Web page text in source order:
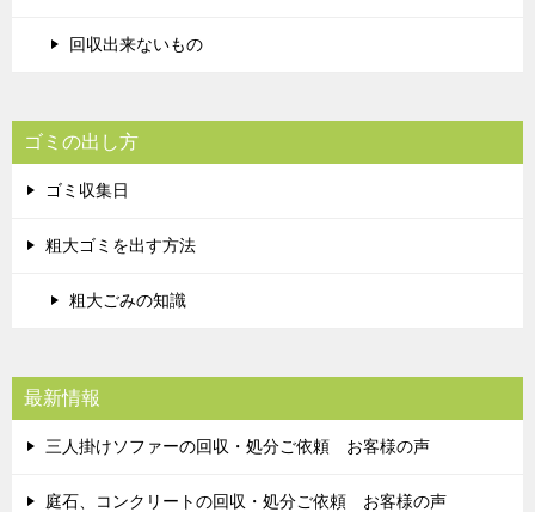
回収出来ないもの
ゴミの出し方
ゴミ収集日
粗大ゴミを出す方法
粗大ごみの知識
最新情報
三人掛けソファーの回収・処分ご依頼 お客様の声
庭石、コンクリートの回収・処分ご依頼 お客様の声